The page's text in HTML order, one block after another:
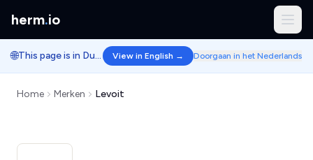
herm.io
🌐 This page is in Dutch. View in English → Doorgaan in het Nederlands
Home Merken Levoit